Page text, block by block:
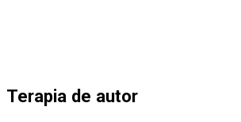
Terapia de autor